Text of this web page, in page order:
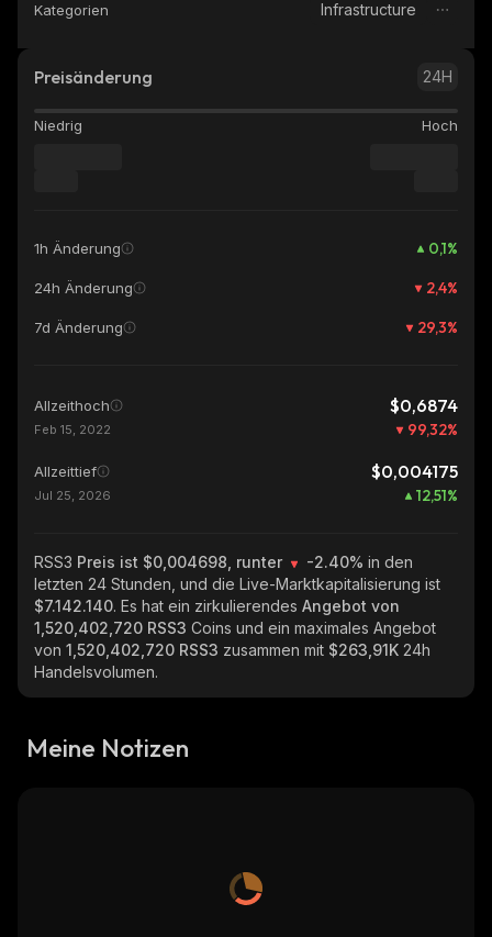
Kategorien Infrastructure
Preisänderung 24H
Niedrig Hoch
1h Änderung 0,1%
24h Änderung 2,4%
7d Änderung 29,3%
Allzeithoch $0,6874
Feb 15, 2022 99,32%
Allzeittief $0,004175
Jul 25, 2026 12,51%
RSS3 Preis ist $0,004698, runter -2.40% in den
letzten 24 Stunden, und die Live-Marktkapitalisierung ist
$7.142.140. Es hat ein zirkulierendes Angebot von
1,520,402,720 RSS3 Coins und ein maximales Angebot
von 1,520,402,720 RSS3 zusammen mit $263,91K 24h
Handelsvolumen.
Meine Notizen